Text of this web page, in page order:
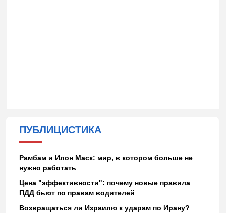
ПУБЛИЦИСТИКА
Рамбам и Илон Маск: мир, в котором больше не
нужно работать
Цена "эффективности": почему новые правила
ПДД бьют по правам водителей
Возвращаться ли Израилю к ударам по Ирану?